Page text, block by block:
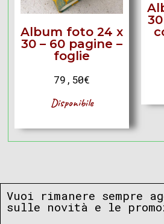
Album foto 24 x
30 – 60 pagine –
foglie
79,50€
Disponibile
Vuoi rimanere sempre
sulle novità e le